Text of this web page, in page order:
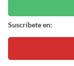
Suscríbete en: